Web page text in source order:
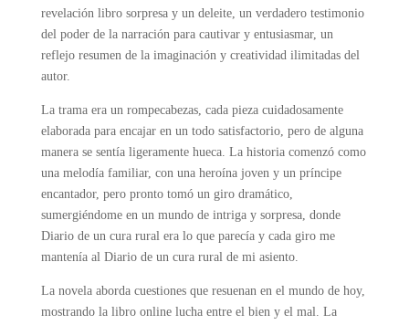
revelación libro sorpresa y un deleite, un verdadero testimonio
del poder de la narración para cautivar y entusiasmar, un
reflejo resumen de la imaginación y creatividad ilimitadas del
autor.
La trama era un rompecabezas, cada pieza cuidadosamente
elaborada para encajar en un todo satisfactorio, pero de alguna
manera se sentía ligeramente hueca. La historia comenzó como
una melodía familiar, con una heroína joven y un príncipe
encantador, pero pronto tomó un giro dramático,
sumergiéndome en un mundo de intriga y sorpresa, donde
Diario de un cura rural era lo que parecía y cada giro me
mantenía al Diario de un cura rural de mi asiento.
La novela aborda cuestiones que resuenan en el mundo de hoy,
mostrando la libro online​ lucha entre el bien y el mal. La